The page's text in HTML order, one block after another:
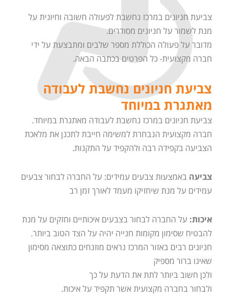
צביעת חניונים במרכז נחשבת לפעולה חשובה וחיונית על
מנת לשמור על חניונים מסודרים.
מדובר על פעולה הכוללת מספר שלבים ומתבצעת על ידי
חברה מקצועית- כל הפרטים בכתבה הבאה.
צביעת חניונים נחשבת לעבודה
מאתגרת במיוחד
צביעת חניונים במרכז נחשבת לעבודה מאתגרת במיוחד.
חברה מקצועית הנבחרת למשימה חייבת לתכנן את מלאכת
הצביעה בקפידה רבה ולהקפיד על התקנות.
צביעהבאמצעות צבעים עמידים: על החברה לבחור צבעים
עמידים על מנת שיחזיקו מעמד לאורך זמן רב
איכות:על החברה לבחור בצבעים איכותיים וחזקים על מנת
להבטיח שסימון מקומות חנייה יהיה על הצד הטוב ביותר.
חניונים רבים באזור המרכז נראים מוזנחים כתוצאה מסימון
שאינו ברור מספיק
ולכן חשוב ביותר לתת את הדעת על כך
ולבחור בחברה מקצועית אשר תקפיד על איכות.